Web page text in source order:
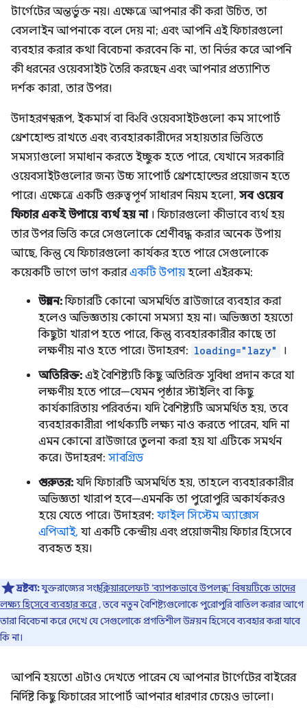
টার্গেটের অন্তর্ভুক্ত নয়। এক্ষেত্রে আপনার কী করা উচিত, তা
বেসলাইন আপনাকে বলে দেয় না; এবং আপনি এই ফিচারগুলো
ব্যবহার করার কথা বিবেচনা করবেন কি না, তা নির্ভর করে আপনি
কী ধরনের ওয়েবসাইট তৈরি করছেন এবং আপনার প্রত্যাশিত
দর্শক কারা, তার উপর।
উদাহরণস্বরূপ, ইকমার্স বা বি২বি ওয়েবসাইটগুলো কম সাপোর্ট
থ্রেশহোল্ড রাখতে এবং ব্যবহারকারীদের সহায়তার ভিত্তিতে
সমস্যাগুলো সমাধান করতে ইচ্ছুক হতে পারে, যেখানে সরকারি
ওয়েবসাইটগুলোর জন্য উচ্চ সাপোর্ট থ্রেশহোল্ডের প্রয়োজন হতে
পারে। এক্ষেত্রে একটি গুরুত্বপূর্ণ সাধারণ নিয়ম হলো, সব ওয়েব
ফিচার একই উপায়ে ব্যর্থ হয় না। ফিচারগুলো কীভাবে ব্যর্থ হয়
তার উপর ভিত্তি করে সেগুলোকে শ্রেণীবদ্ধ করার অনেক উপায়
আছে, কিন্তু যে ফিচারগুলো কার্যকর হতে পারে সেগুলোকে
কয়েকটি ভাগে ভাগ করারএকটি উপায় হলো এইরকম:
উন্নয়ন:ফিচারটি কোনো অসমর্থিত ব্রাউজারে ব্যবহার করা
হলেও অভিজ্ঞতায় কোনো সমস্যা হয় না। অভিজ্ঞতা হয়তো
কিছুটা খারাপ হতে পারে, কিন্তু ব্যবহারকারীর কাছে তা
লক্ষণীয় নাও হতে পারে। উদাহরণ: loading="lazy"
।
অতিরিক্ত: এই বৈশিষ্ট্যটি কিছু অতিরিক্ত সুবিধা প্রদান করে যা
লক্ষণীয় হতে পারে—যেমন পৃষ্ঠার স্টাইলিং বা কিছু
কার্যকারিতায় পরিবর্তন। যদি বৈশিষ্ট্যটি অসমর্থিত হয়, তবে
ব্যবহারকারীরা পার্থক্যটি লক্ষ্য নাও করতে পারেন, যদি না
এমন কোনো ব্রাউজারে তুলনা করা হয় যা এটিকে সমর্থন
করে। উদাহরণ: সাবগ্রিড
গুরুতর: যদি ফিচারটি অসমর্থিত হয়, তাহলে ব্যবহারকারীর
অভিজ্ঞতা খারাপ হবে—এমনকি তা পুরোপুরি অকার্যকরও
হয়ে যেতে পারে। উদাহরণ: ফাইল সিস্টেম অ্যাক্সেস
এপিআই, যা একটি কেন্দ্রীয় এবং প্রয়োজনীয় ফিচার হিসেবে
ব্যবহৃত হয়।
দ্রষ্টব্য:যুক্তরাজ্যের সংস্থাক্লিয়ারলেফট ‘ব্যাপকভাবে উপলব্ধ’ বিষয়টিকে তাদের
লক্ষ্য হিসেবে ব্যবহার করে, তবে নতুন বৈশিষ্ট্যগুলোকে পুরোপুরি বাতিল করার আগে
তারা বিবেচনা করে দেখে যে সেগুলোকে প্রগতিশীল উন্নয়ন হিসেবে ব্যবহার করা যাবে
কি না।
আপনি হয়তো এটাও দেখতে পারেন যে আপনার টার্গেটের বাইরের
নির্দিষ্ট কিছু ফিচারের সাপোর্ট আপনার ধারণার চেয়েও ভালো।